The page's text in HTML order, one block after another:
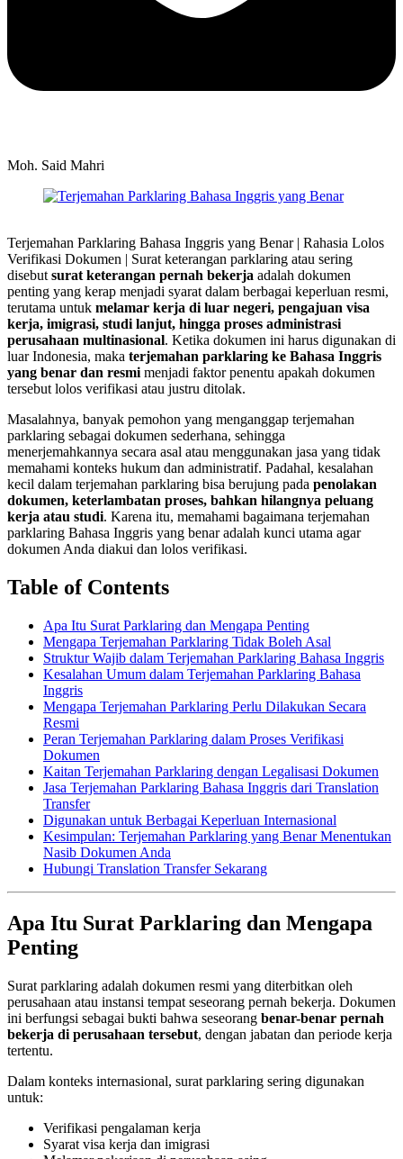
Moh. Said Mahri
Terjemahan Parklaring Bahasa Inggris yang Benar | Rahasia Lolos
Verifikasi Dokumen | Surat keterangan parklaring atau sering
disebut surat keterangan pernah bekerja adalah dokumen
penting yang kerap menjadi syarat dalam berbagai keperluan resmi,
terutama untuk melamar kerja di luar negeri, pengajuan visa
kerja, imigrasi, studi lanjut, hingga proses administrasi
perusahaan multinasional. Ketika dokumen ini harus digunakan di
luar Indonesia, maka terjemahan parklaring ke Bahasa Inggris
yang benar dan resmi menjadi faktor penentu apakah dokumen
tersebut lolos verifikasi atau justru ditolak.
Masalahnya, banyak pemohon yang menganggap terjemahan
parklaring sebagai dokumen sederhana, sehingga
menerjemahkannya secara asal atau menggunakan jasa yang tidak
memahami konteks hukum dan administratif. Padahal, kesalahan
kecil dalam terjemahan parklaring bisa berujung pada penolakan
dokumen, keterlambatan proses, bahkan hilangnya peluang
kerja atau studi. Karena itu, memahami bagaimana terjemahan
parklaring Bahasa Inggris yang benar adalah kunci utama agar
dokumen Anda diakui dan lolos verifikasi.
Table of Contents
Apa Itu Surat Parklaring dan Mengapa Penting
Mengapa Terjemahan Parklaring Tidak Boleh Asal
Struktur Wajib dalam Terjemahan Parklaring Bahasa Inggris
Kesalahan Umum dalam Terjemahan Parklaring Bahasa
Inggris
Mengapa Terjemahan Parklaring Perlu Dilakukan Secara
Resmi
Peran Terjemahan Parklaring dalam Proses Verifikasi
Dokumen
Kaitan Terjemahan Parklaring dengan Legalisasi Dokumen
Jasa Terjemahan Parklaring Bahasa Inggris dari Translation
Transfer
Digunakan untuk Berbagai Keperluan Internasional
Kesimpulan: Terjemahan Parklaring yang Benar Menentukan
Nasib Dokumen Anda
Hubungi Translation Transfer Sekarang
Apa Itu Surat Parklaring dan Mengapa
Penting
Surat parklaring adalah dokumen resmi yang diterbitkan oleh
perusahaan atau instansi tempat seseorang pernah bekerja. Dokumen
ini berfungsi sebagai bukti bahwa seseorang benar-benar pernah
bekerja di perusahaan tersebut, dengan jabatan dan periode kerja
tertentu.
Dalam konteks internasional, surat parklaring sering digunakan
untuk:
Verifikasi pengalaman kerja
Syarat visa kerja dan imigrasi